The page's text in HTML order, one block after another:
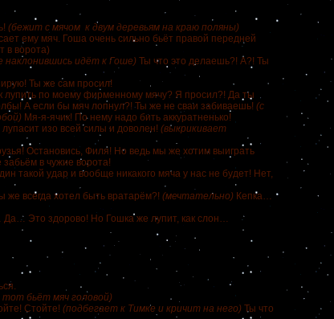
(бежит с мячом к двум деревьям на краю поляны)
ему мяч. Гоша очень сильно бьёт правой передней
в ворота)
наклонившись идёт к Гоше) Ты что это делаешь?! А?! Ты
Ты же сам просил!
лупить по моему фирменному мячу? Я просил?! Да ты
А если бы мяч лопнул?! Ты же не сваи забиваешь! (с
Мя-я-ячик! По нему надо бить аккуратненько!
изо всей силы и доволен! (выкрикивает
Остановись, Филя! Но ведь мы же хотим выиграть
в чужие ворота!
такой удар и вообще никакого мяча у нас не будет! Нет,
всегда хотел быть вратарём?! (мечтательно) Кепка…
Это здорово! Но Гошка же лупит, как слон…
бьёт мяч головой)
Стойте! (подбегает к Тимке и кричит на него) Ты что